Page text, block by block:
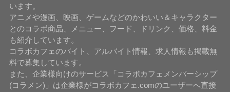
います。
アニメや漫画、映画、ゲームなどのかわいい＆キャラクター
とのコラボ商品、メニュー、フード、ドリンク、価格、料金
も紹介しています。
コラボカフェのバイト、アルバイト情報、求人情報も掲載無
料で募集しています。
また、企業様向けのサービス「コラボカフェメンバーシップ
(コラメン)」は企業様がコラボカフェ.comのユーザーへ直接